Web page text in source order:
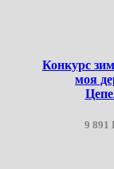
Конкурс
моя
9 891